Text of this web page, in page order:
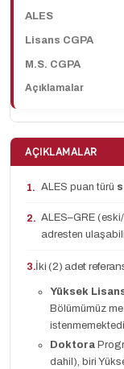
AÇIKLAMALAR
1. ALES puan türü
2. ALES–GRE
adresten
3.İki (2) adet
Yüksek
Bölümümüz
Doktora
dahil), biri